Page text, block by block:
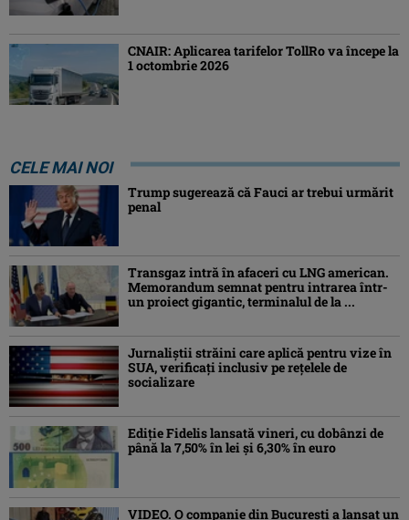
CNAIR: Aplicarea tarifelor TollRo va începe la
1 octombrie 2026
CELE MAI NOI
Trump sugerează că Fauci ar trebui urmărit
penal
Transgaz intră în afaceri cu LNG american.
Memorandum semnat pentru intrarea într-
un proiect gigantic, terminalul de la ...
Jurnaliştii străini care aplică pentru vize în
SUA, verificați inclusiv pe rețelele de
socializare
Ediţie Fidelis lansată vineri, cu dobânzi de
până la 7,50% în lei şi 6,30% în euro
VIDEO. O companie din București a lansat un